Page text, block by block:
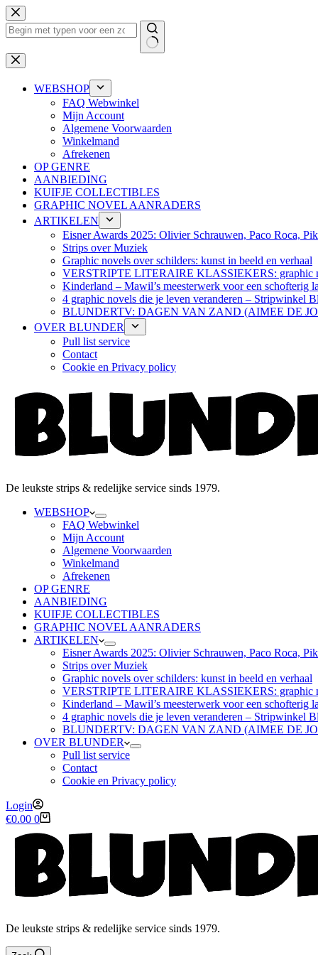
Ga
naar
de
Geen
resultaten
WEBSHOP
FAQ Webwinkel
Mijn Account
Algemene Voorwaarden
Winkelmand
Afrekenen
OP GENRE
AANBIEDING
KUIFJE COLLECTIBLES
GRAPHIC NOVEL AANRADERS
ARTIKELEN
Eisner Awards 2025: Olivier Schrauwen, Paco Roca,
Strips over Muziek
Graphic novels over schilders: kunst in beeld en verhaal
VERSTRIPTE LITERAIRE KLASSIEKERS: graphic
Kinderland – Mawil’s meesterwerk voor een schofterig
4 graphic novels die je leven veranderen – Stripwinkel
BLUNDERTV: DAGEN VAN ZAND (AIMEE DE
OVER BLUNDER
Pull list service
Contact
Cookie en Privacy policy
De leukste strips & redelijke service sinds 1979.
WEBSHOP
FAQ Webwinkel
Mijn Account
Algemene Voorwaarden
Winkelmand
Afrekenen
OP GENRE
AANBIEDING
KUIFJE COLLECTIBLES
GRAPHIC NOVEL AANRADERS
ARTIKELEN
Eisner Awards 2025: Olivier Schrauwen, Paco Roca,
Strips over Muziek
Graphic novels over schilders: kunst in beeld en verhaal
VERSTRIPTE LITERAIRE KLASSIEKERS: graphic
Kinderland – Mawil’s meesterwerk voor een schofterig
4 graphic novels die je leven veranderen – Stripwinkel
BLUNDERTV: DAGEN VAN ZAND (AIMEE DE
OVER BLUNDER
Pull list service
Contact
Cookie en Privacy policy
Login
Winkelwagen
€0.00 0
De leukste strips & redelijke service sinds 1979.